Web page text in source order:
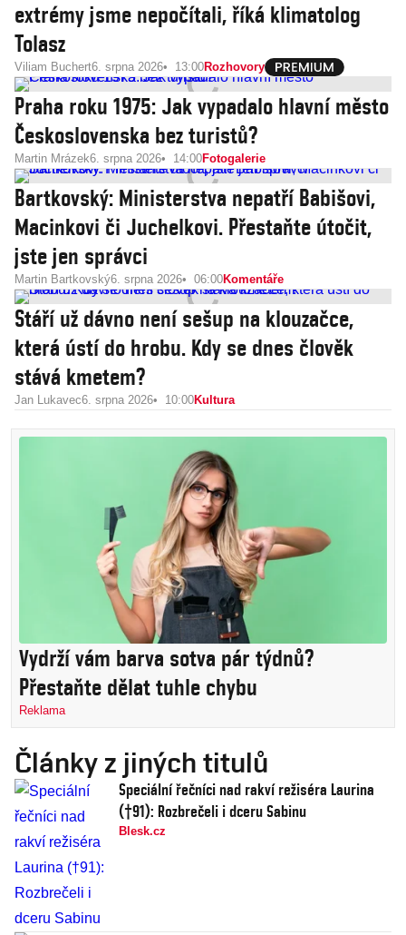
extrémy jsme nepočítali, říká klimatolog
Tolasz
Viliam Buchert6. srpna 2026 13:00Rozhovory
Praha roku 1975: Jak vypadalo hlavní město
Československa bez turistů?
Martin Mrázek6. srpna 2026 14:00Fotogalerie
Bartkovský: Ministerstva nepatří Babišovi,
Macinkovi či Juchelkovi. Přestaňte útočit,
jste jen správci
Martin Bartkovský6. srpna 2026 06:00Komentáře
Stáří už dávno není sešup na klouzačce,
která ústí do hrobu. Kdy se dnes člověk
stává kmetem?
Jan Lukavec6. srpna 2026 10:00Kultura
Vydrží vám barva sotva pár týdnů?
Přestaňte dělat tuhle chybu
Reklama
Články z jiných titulů
Speciální řečníci nad rakví režiséra Laurina
(†91): Rozbrečeli i dceru Sabinu
Blesk.cz